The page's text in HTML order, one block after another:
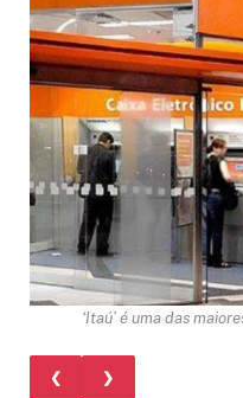
‘Itaú’ é uma das
❮ ❯